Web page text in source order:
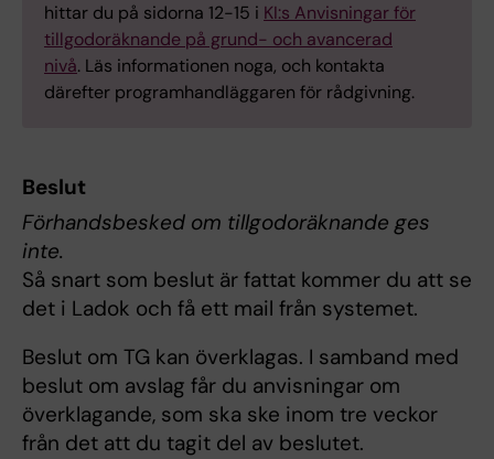
hittar du på sidorna 12-15 i KI:s Anvisningar för
tillgodoräknande på grund- och avancerad
nivå. Läs informationen noga, och kontakta
därefter programhandläggaren för rådgivning.
Beslut
Förhandsbesked om tillgodoräknande ges
inte.
Så snart som beslut är fattat kommer du att se
det i Ladok och få ett mail från systemet.
Beslut om TG kan överklagas. I samband med
beslut om avslag får du anvisningar om
överklagande, som ska ske inom tre veckor
från det att du tagit del av beslutet.